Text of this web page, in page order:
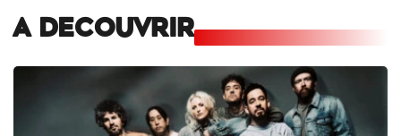
A DECOUVRIR